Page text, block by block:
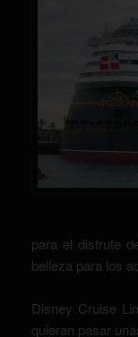
para el disfrute
belleza para los
Disney Cruise
quieran pasar